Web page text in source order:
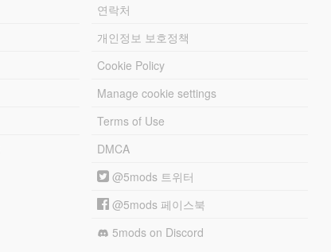
연락처
개인정보 보호정책
Cookie Policy
Manage cookie settings
Terms of Use
DMCA
@5mods 트위터
@5mods 페이스북
5mods on Discord